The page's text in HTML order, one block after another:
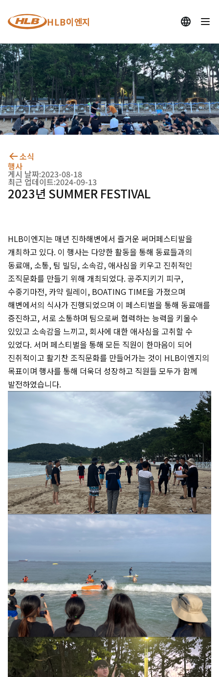
HLB이엔지
소식
행사
게시 날짜:2023-08-18
최근 업데이트:2024-09-13
2023년 SUMMER FESTIVAL
HLB이엔지는 매년 진하해변에서 즐거운 써머페스티발을
개최하고 있다. 이 행사는 다양한 활동을 통해 동료들과의
동료애, 소통, 팀 빌딩, 소속감, 애사심을 키우고 진취적인
조직문화를 만들기 위해 개최되었다. 공주지키기 피구,
수중기마전, 카약 릴레이, BOATING TIME을 가졌으며
해변에서의 식사가 진행되었으며 이 페스티벌을 통해 동료애를
증진하고, 서로 소통하며 팀으로써 협력하는 능력을 키울수
있있고 소속감을 느끼고, 회사에 대한 애사심을 고취할 수
있었다. 서머 페스티벌을 통해 모든 직원이 한마음이 되어
진취적이고 활기찬 조직문화를 만들어가는 것이 HLB이엔지의
목표이며 행사를 통해 더욱더 성장하고 직원들 모두가 함께
발전하였습니다.